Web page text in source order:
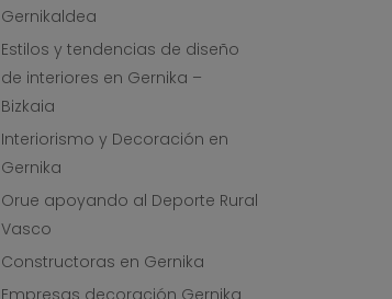
Gernikaldea
Estilos y tendencias de diseño
de interiores en Gernika –
Bizkaia
Interiorismo y Decoración en
Gernika
Orue apoyando al Deporte Rural
Vasco
Constructoras en Gernika
Empresas decoración Gernika